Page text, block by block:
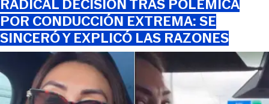
RADICAL DECISIÓN TRAS POLÉMICA
POR CONDUCCIÓN EXTREMA: SE
SINCERÓ Y EXPLICÓ LAS RAZONES